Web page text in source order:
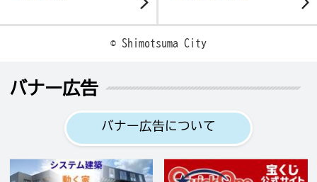
© Shimotsuma City
バナー広告
バナー広告について